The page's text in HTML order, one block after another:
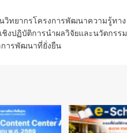
วิทยากรโครงการพัฒนาความรู้ทาง
ชิงปฏิบัติการนำผลวิจัยและนวัตกรรม
การพัฒนาที่ยั่งยืน